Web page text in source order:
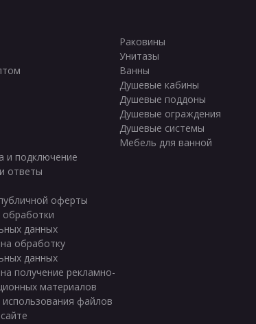
и подключение
ответы
оферты
обработки
данных
на обработку
данных
на получение рекламно-
материалов
использования файлов
Раковины
Унитазы
Ванны
Душевые кабины
Душевые поддоны
Душевые ограждения
Душевые системы
Мебель для ванной